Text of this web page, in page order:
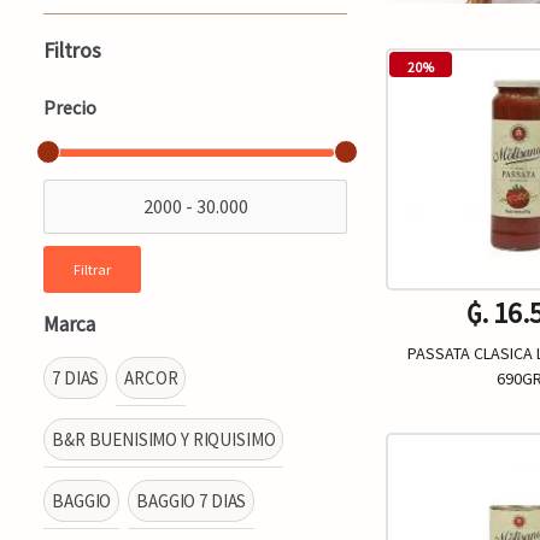
20%
₲.
PASSATA CLASICA
Filtros
Precio
Filtrar
Marca
7 DIAS ARCOR
B&R BUENISIMO Y RIQUISIMO
BAGGIO BAGGIO 7 DIAS